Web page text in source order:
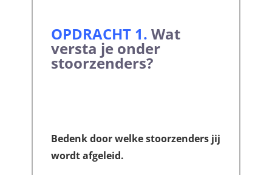
OPDRACHT 1. Wat
versta je onder
stoorzenders?
Bedenk door welke stoorzenders jij
wordt afgeleid.